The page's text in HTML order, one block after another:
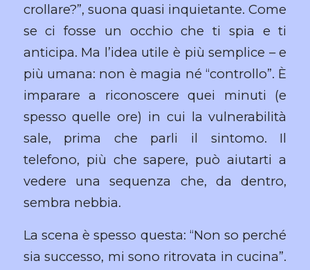
crollare?”, suona quasi inquietante. Come
se ci fosse un occhio che ti spia e ti
anticipa. Ma l’idea utile è più semplice – e
più umana: non è magia né “controllo”. È
imparare a riconoscere quei minuti (e
spesso quelle ore) in cui la vulnerabilità
sale, prima che parli il sintomo. Il
telefono, più che sapere, può aiutarti a
vedere una sequenza che, da dentro,
sembra nebbia.
La scena è spesso questa: “Non so perché
sia successo, mi sono ritrovata in cucina”.